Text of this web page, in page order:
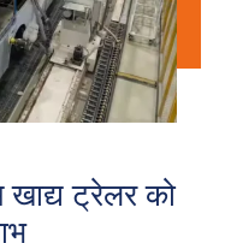
ट्रेलर को